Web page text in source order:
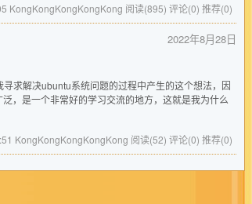
KongKongKongKongKong 阅读(895) 评论(0) 推荐(0)
2022年8月28日
求解决ubuntu系统问题的过程中产生的这个想法，因
，是一个非常好的学习交流的地方，这就是我为什么
KongKongKongKongKong 阅读(52) 评论(0) 推荐(0)